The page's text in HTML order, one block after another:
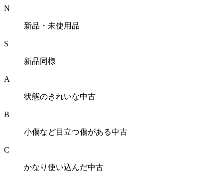
N
新品・未使用品
S
新品同様
A
状態のきれいな中古
B
小傷など目立つ傷がある中古
C
かなり使い込んだ中古